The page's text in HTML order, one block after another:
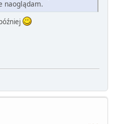
naoglądam.